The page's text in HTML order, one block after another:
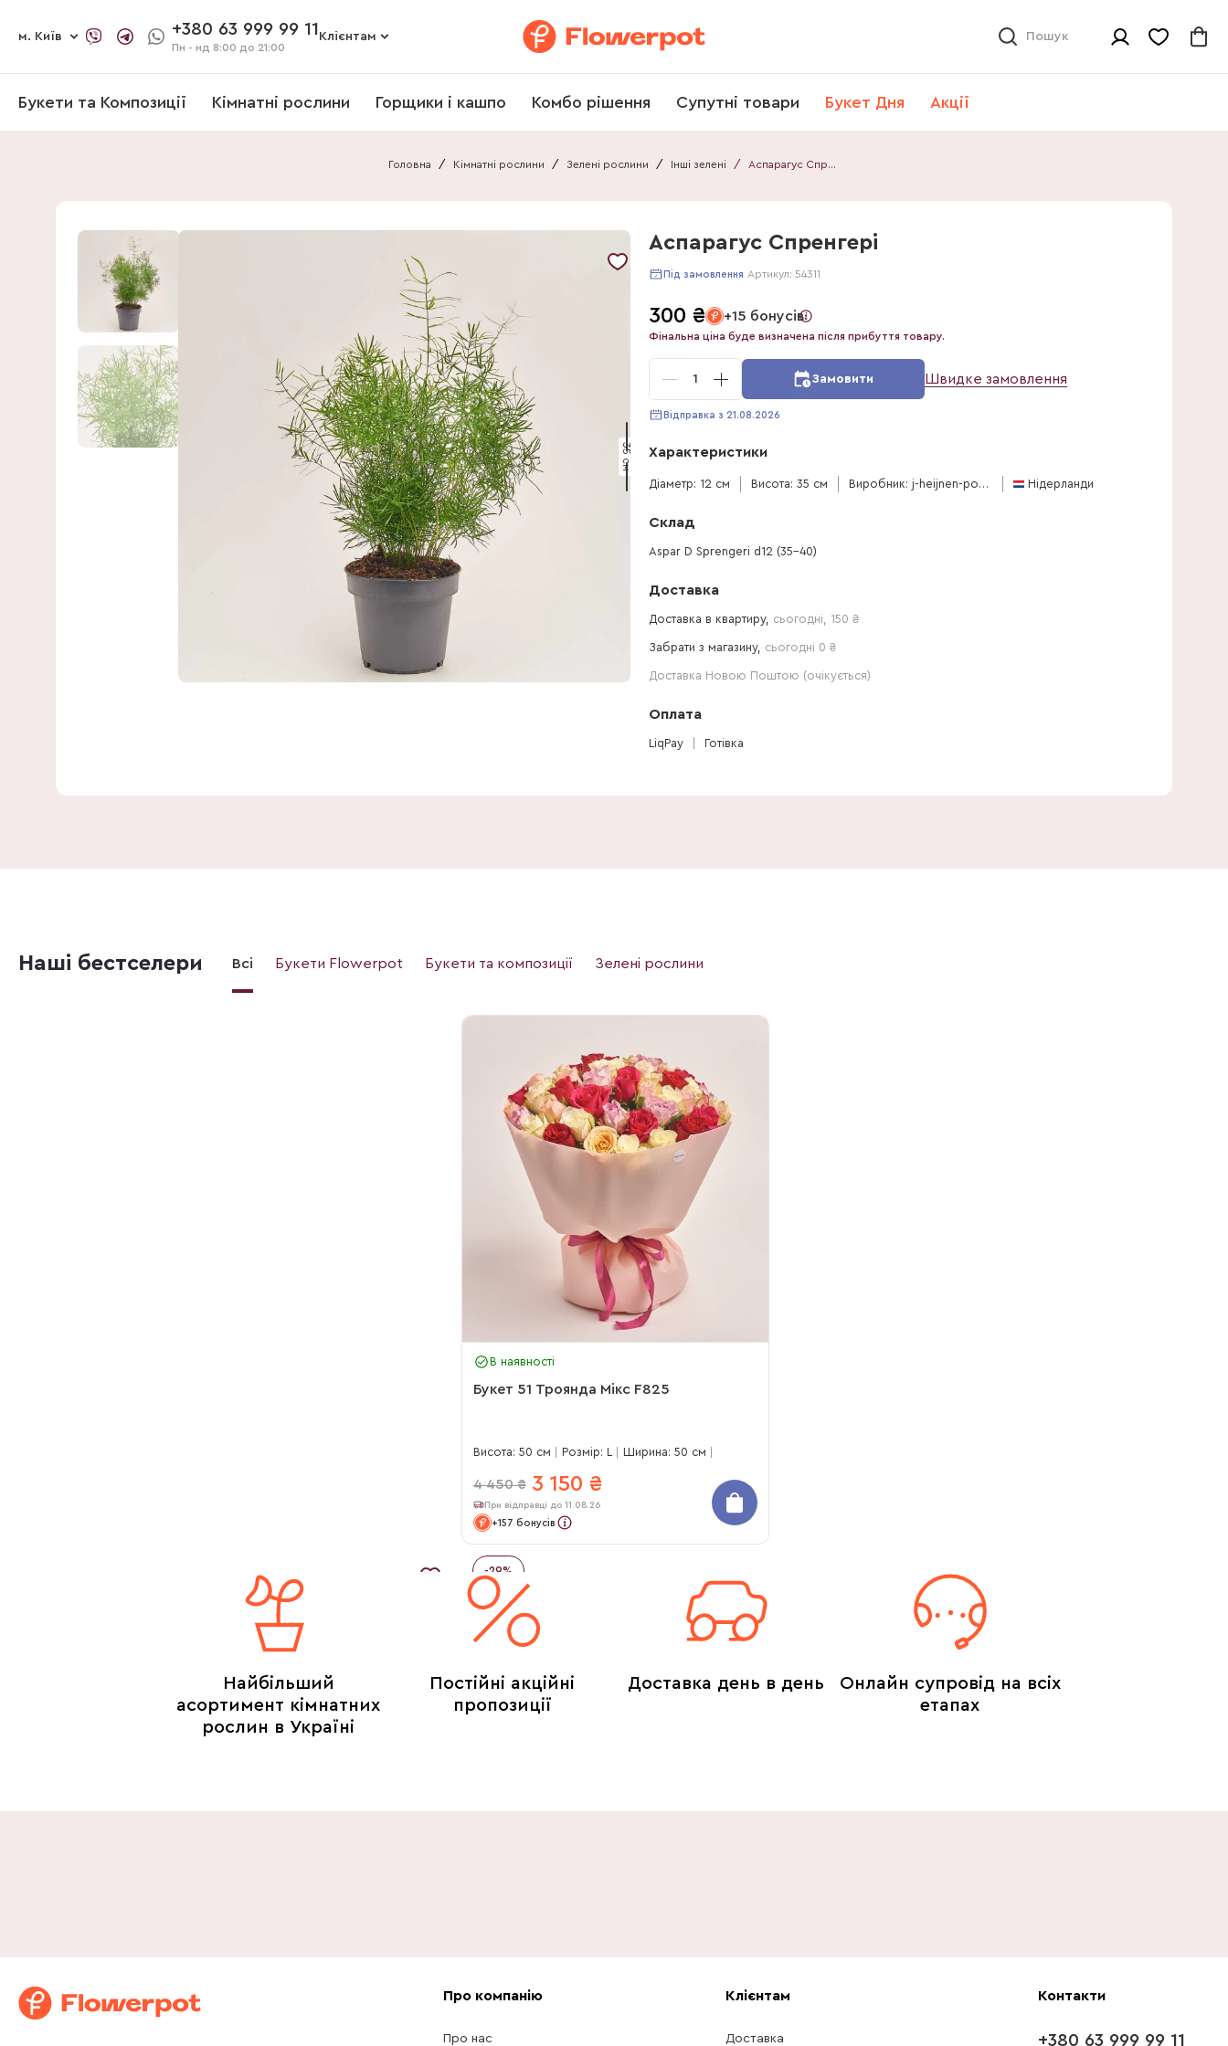
м. Київ +380 63 999 99 11
Пн - нд 8:00 до 21:00
Клієнтам Пошук
Букети та Композиції Кімнатні рослини Горщики і кашпо Комбо рішення Супутні товари Букет Дня Акції
Головна / Кімнатні рослини / Зелені рослини / Інші зелені / Аспарагус Спренгері
35 см
Аспарагус Спренгері
Під замовлення Артикул: 54311
300 ₴ +15 бонусів
Фінальна ціна буде визначена після прибуття товару.
1 Замовити Швидке замовлення
Відправка з 21.08.2026
Характеристики
Діаметр: 12 см Висота: 35 см Виробник: j-heijnen-potplanten Нідерланди
Склад
Aspar D Sprengeri d12 (35-40)
Доставка
Доставка в квартиру, сьогодні 150 ₴
Забрати з магазину, сьогодні 0 ₴
Доставка Новою Поштою (очікується)
Оплата
LiqPay Готівка
Наші бестселери Всі Букети Flowerpot Букети та композиції Зелені рослини
В наявності
Букет 51 Троянда Мікс F825
Висота: 50 см Розмір: L Ширина: 50 см
4 450 ₴ 3 150 ₴
При відправці до 11.08.26
+157 бонусів
-29%
Найбільший
асортимент кімнатних
рослин в Україні
Постійні акційні
пропозиції
Доставка день в день
Онлайн супровід на всіх
етапах
Про компанію
Про нас
Клієнтам
Доставка
Контакти
+380 63 999 99 11